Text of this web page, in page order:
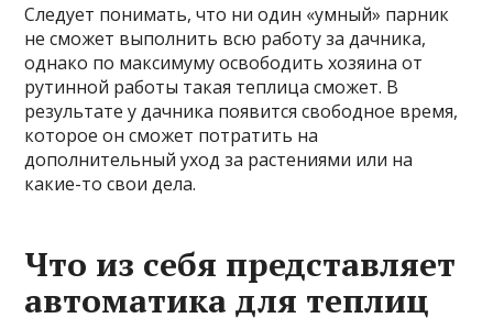
Следует понимать, что ни один «умный» парник
не сможет выполнить всю работу за дачника,
однако по максимуму освободить хозяина от
рутинной работы такая теплица сможет. В
результате у дачника появится свободное время,
которое он сможет потратить на
дополнительный уход за растениями или на
какие-то свои дела.
Что из себя представляет
автоматика для теплиц